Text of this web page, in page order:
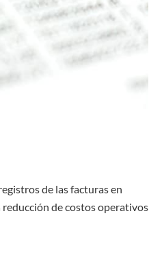
de las facturas en
de costos operativos